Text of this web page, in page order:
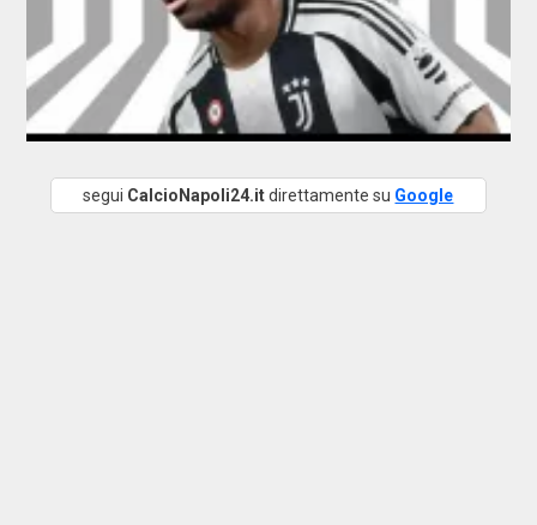
segui CalcioNapoli24.itdirettamente su Google